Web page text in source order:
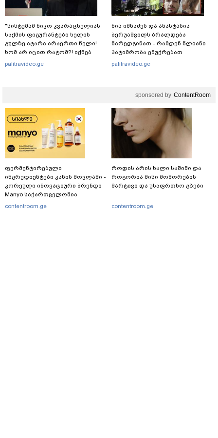
"სისტემამ ნიკო კვარაცხელიას
საქმის ფიგურანტები ხელის
გულზე ატარა არაერთი წელი!
ხომ არ იცით რატომ?! იქნებ
იმიტომ რომ თავად
palitravideo.ge
ნია იმნაძეს და ანასტასია
ბერუაშვილს ბრალდება
წარედგინათ - რამდენ წლიანი
პატიმრობა ემუქრებათ
არასრულწლოვნებს?
palitravideo.ge
sponsored by ContentRoom
ფერმენტირებული
ინგრედიენტები კანის მოვლაში -
კორეული ინოვაციური ბრენდი
Manyo საქართველოშია
contentroom.ge
როდის არის ხალი საშიში და
როგორია მისი მოშორების
მარტივი და უსაფრთხო გზები
contentroom.ge